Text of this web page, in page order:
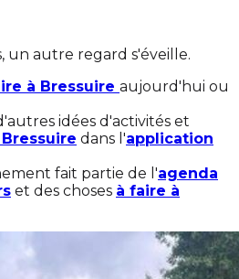
un autre regard s'éveille.
à Bressuire aujourd'hui ou
idées d'activités et
dans l'application
fait partie de l'agenda
et des choses à faire à